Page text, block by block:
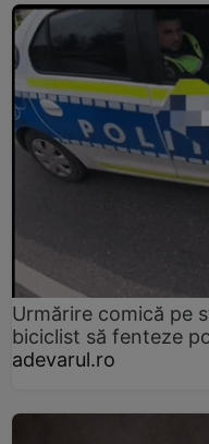
Urmărire comică pe
biciclist să fenteze
adevarul.ro